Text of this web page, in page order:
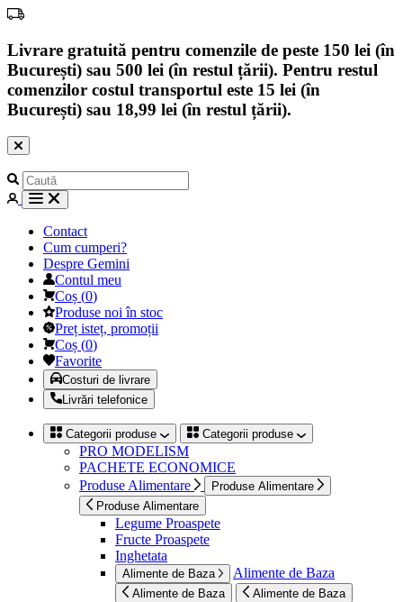
Livrare gratuită pentru comenzile de peste 150 lei (în
București) sau 500 lei (în restul țării). Pentru restul
comenzilor costul transportul este 15 lei (în
București) sau 18,99 lei (în restul țării).
Contact
Cum cumperi?
Despre Gemini
Contul meu
Coș (0)
Produse noi în stoc
Preț isteț, promoții
Coș (0)
Favorite
Costuri de livrare
Livrări telefonice
Categorii produse Categorii produse
PRO MODELISM
PACHETE ECONOMICE
Produse Alimentare
Produse Alimentare
Produse Alimentare
Legume Proaspete
Fructe Proaspete
Inghetata
Alimente de Baza Alimente de Baza
Alimente de Baza Alimente de Baza